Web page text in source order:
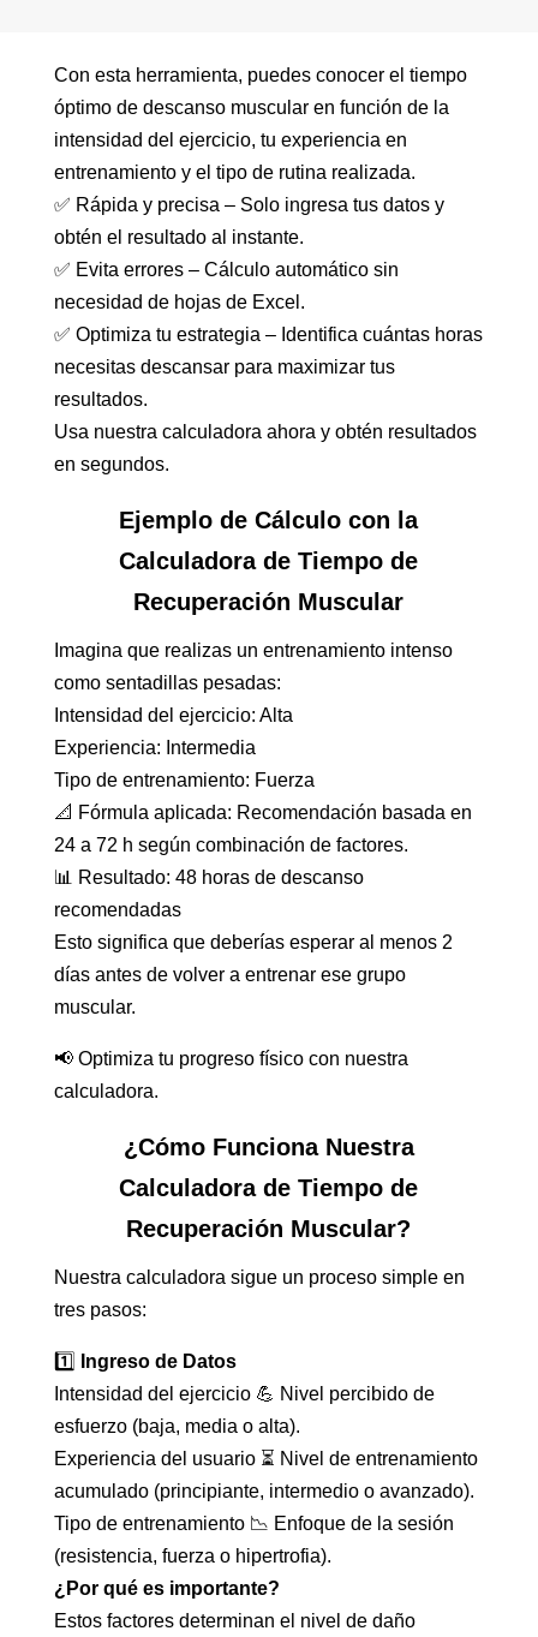
Con esta herramienta, puedes conocer el tiempo
óptimo de descanso muscular en función de la
intensidad del ejercicio, tu experiencia en
entrenamiento y el tipo de rutina realizada.
✅ Rápida y precisa – Solo ingresa tus datos y
obtén el resultado al instante.
✅ Evita errores – Cálculo automático sin
necesidad de hojas de Excel.
✅ Optimiza tu estrategia – Identifica cuántas horas
necesitas descansar para maximizar tus
resultados.
Usa nuestra calculadora ahora y obtén resultados
en segundos.
Ejemplo de Cálculo con la
Calculadora de Tiempo de
Recuperación Muscular
Imagina que realizas un entrenamiento intenso
como sentadillas pesadas:
Intensidad del ejercicio: Alta
Experiencia: Intermedia
Tipo de entrenamiento: Fuerza
📐 Fórmula aplicada: Recomendación basada en
24 a 72 h según combinación de factores.
📊 Resultado: 48 horas de descanso
recomendadas
Esto significa que deberías esperar al menos 2
días antes de volver a entrenar ese grupo
muscular.
📢 Optimiza tu progreso físico con nuestra
calculadora.
¿Cómo Funciona Nuestra
Calculadora de Tiempo de
Recuperación Muscular?
Nuestra calculadora sigue un proceso simple en
tres pasos:
1️⃣
Ingreso de Datos
Intensidad del ejercicio 💪 Nivel percibido de
esfuerzo (baja, media o alta).
Experiencia del usuario ⏳ Nivel de entrenamiento
acumulado (principiante, intermedio o avanzado).
Tipo de entrenamiento 📉 Enfoque de la sesión
(resistencia, fuerza o hipertrofia).
¿Por qué es importante?
Estos factores determinan el nivel de daño